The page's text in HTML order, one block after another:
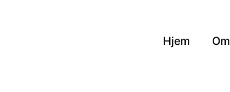
Hjem Om